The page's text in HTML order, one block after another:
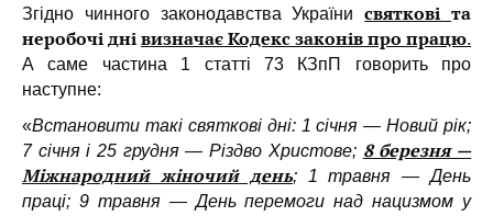
Згідно чинного законодавства Українисвятковіта
неробочі днівизначає Кодекс законів про працю.
А саме частина 1 статті 73 КЗпП говорить про
наступне:
«Встановити такі святкові дні: 1 січня — Новий рік;
7 січня і 25 грудня — Різдво Христове; 8 березня —
Міжнародний жіночий день; 1 травня — День
праці; 9 травня — День перемоги над нацизмом у